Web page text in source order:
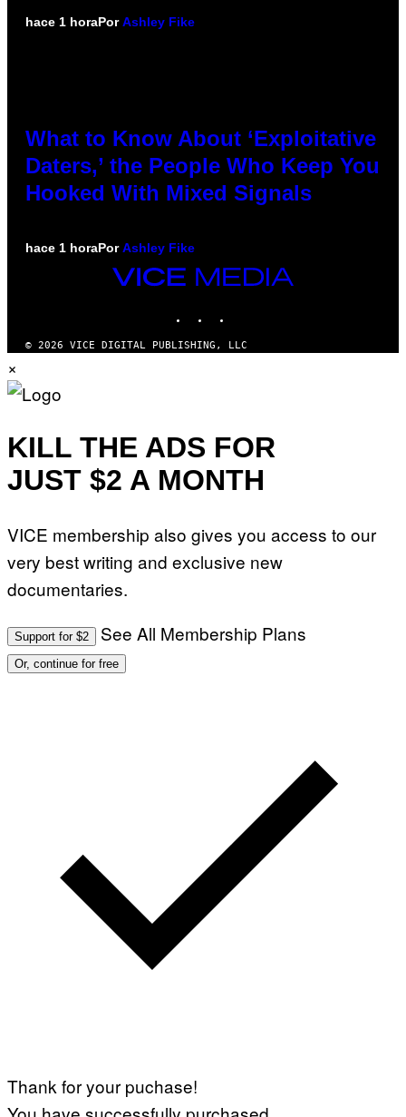
hace 1 horaPorAshley Fike
What to Know About ‘Exploitative
Daters,’ the People Who Keep You
Hooked With Mixed Signals
hace 1 horaPorAshley Fike
VICE
MEDIA
© 2026 VICE DIGITAL PUBLISHING, LLC
×
KILL THE ADS FOR
JUST $2 A MONTH
VICE membership also gives you access to our
very best writing and exclusive new
documentaries.
Support for $2 See All Membership Plans
Or, continue for free
Thank for your puchase!